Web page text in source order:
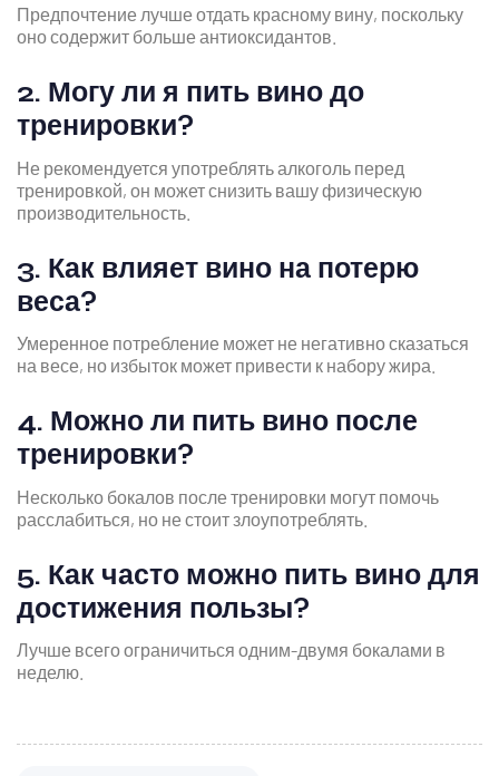
Предпочтение лучше отдать красному вину, поскольку
оно содержит больше антиоксидантов.
2. Могу ли я пить вино до
тренировки?
Не рекомендуется употреблять алкоголь перед
тренировкой, он может снизить вашу физическую
производительность.
3. Как влияет вино на потерю
веса?
Умеренное потребление может не негативно сказаться
на весе, но избыток может привести к набору жира.
4. Можно ли пить вино после
тренировки?
Несколько бокалов после тренировки могут помочь
расслабиться, но не стоит злоупотреблять.
5. Как часто можно пить вино для
достижения пользы?
Лучше всего ограничиться одним-двумя бокалами в
неделю.